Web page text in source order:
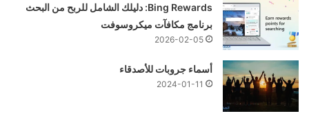
Bing Rewards: دليلك الشامل للربح من البحث
برنامج مكافآت ميكروسوفت
2026-02-05
أسماء جروبات للأصدقاء
2024-01-11